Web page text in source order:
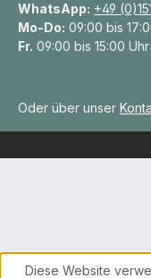
WhatsApp: +49
Mo-Do: 09:00 bis
Fr. 09:00 bis 15:00 Uhr
Oder über unser
Diese Website